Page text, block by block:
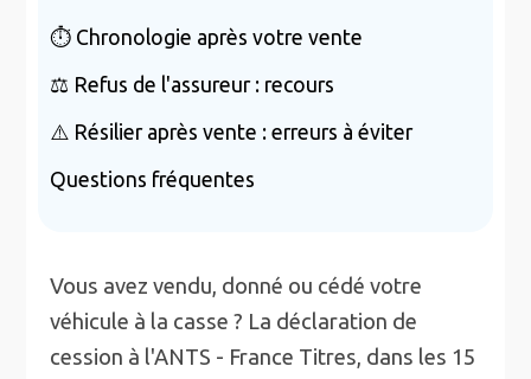
⏱️ Chronologie après votre vente
⚖️ Refus de l'assureur : recours
⚠️ Résilier après vente : erreurs à éviter
Questions fréquentes
Vous avez vendu, donné ou cédé votre
véhicule à la casse ? La déclaration de
cession à l'ANTS - France Titres, dans les 15